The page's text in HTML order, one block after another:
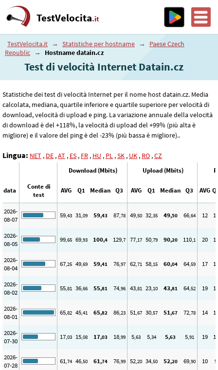
TestVelocita.it
TestVelocita.it → Statistiche per hostname →
Paese Czech
Republic → Hostname datain.cz
Test di velocità Internet Datain.cz
Statistiche dei test di velocità Internet per il nome host datain.cz. Media
calcolata, mediana, quartile inferiore e quartile superiore per velocità di
download, velocità di upload e ping. La variazione annuale della velocità
di download è del +118%, la velocità di upload del +99% (più alta è
migliore) e il valore del ping è del -23% (più bassa è migliore)..
Lingua: NET , DE ,AT , ES , FR , HU , PL ,SK , UK , RO ,CZ
Download (Mbits) Upload (Mbits)
data
Conte di
test
AVG Q1 Median Q3 AVG Q1 Median Q3 AVG
2026-
08-07
59,43 31,09 59,43 87,78 49,50 32,35 49,50 66,64 12
2026-
08-05
99,65 69,93 100,4 129,7 77,17 50,79 90,20 110,1 20
2026-
08-04
67,25 49,69 59,41 76,97 62,71 58,15 60,04 64,59 17
2026-
08-02
55,81 36,66 55,81 74,96 43,81 23,10 43,81 64,52 19
2026-
08-01
65,82 45,41 65,82 86,23 51,67 30,57 51,67 72,78 14
2026-
07-30
17,03 15,08 17,03 18,99 5,63 5,34 5,63 5,91 19
2026-
07-28
61,74 46,50 61,74 76,99 52,20 34,50 52,20 69,90 10 9